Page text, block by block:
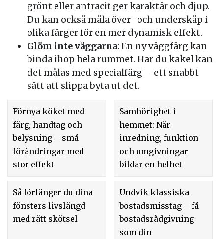
grönt eller antracit ger karaktär och djup.
Du kan också måla över- och underskåp i
olika färger för en mer dynamisk effekt.
Glöm inte väggarna: En ny väggfärg kan
binda ihop hela rummet. Har du kakel kan
det målas med specialfärg – ett snabbt
sätt att slippa byta ut det.
Förnya köket med
färg, handtag och
belysning – små
förändringar med
stor effekt
Samhörighet i
hemmet: När
inredning, funktion
och omgivningar
bildar en helhet
Så förlänger du dina
fönsters livslängd
med rätt skötsel
Undvik klassiska
bostadsmisstag – få
bostadsrådgivning
som din